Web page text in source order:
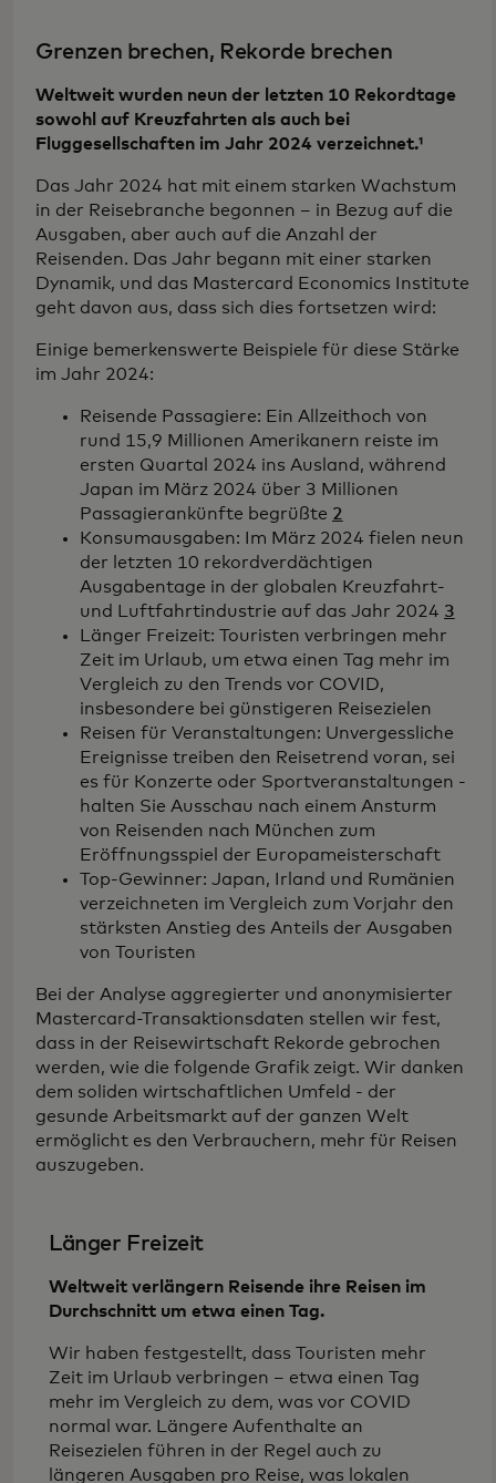
Grenzen brechen, Rekorde brechen
Weltweit wurden neun der letzten 10 Rekordtage
sowohl auf Kreuzfahrten als auch bei
Fluggesellschaften im Jahr 2024 verzeichnet.¹
Das Jahr 2024 hat mit einem starken Wachstum
in der Reisebranche begonnen – in Bezug auf die
Ausgaben, aber auch auf die Anzahl der
Reisenden. Das Jahr begann mit einer starken
Dynamik, und das Mastercard Economics Institute
geht davon aus, dass sich dies fortsetzen wird:
Einige bemerkenswerte Beispiele für diese Stärke
im Jahr 2024:
Reisende Passagiere: Ein Allzeithoch von
rund 15,9 Millionen Amerikanern reiste im
ersten Quartal 2024 ins Ausland, während
Japan im März 2024 über 3 Millionen
Passagierankünfte begrüßte 2
Konsumausgaben: Im März 2024 fielen neun
der letzten 10 rekordverdächtigen
Ausgabentage in der globalen Kreuzfahrt-
und Luftfahrtindustrie auf das Jahr 2024 3
Länger Freizeit: Touristen verbringen mehr
Zeit im Urlaub, um etwa einen Tag mehr im
Vergleich zu den Trends vor COVID,
insbesondere bei günstigeren Reisezielen
Reisen für Veranstaltungen: Unvergessliche
Ereignisse treiben den Reisetrend voran, sei
es für Konzerte oder Sportveranstaltungen -
halten Sie Ausschau nach einem Ansturm
von Reisenden nach München zum
Eröffnungsspiel der Europameisterschaft
Top-Gewinner: Japan, Irland und Rumänien
verzeichneten im Vergleich zum Vorjahr den
stärksten Anstieg des Anteils der Ausgaben
von Touristen
Bei der Analyse aggregierter und anonymisierter
Mastercard-Transaktionsdaten stellen wir fest,
dass in der Reisewirtschaft Rekorde gebrochen
werden, wie die folgende Grafik zeigt. Wir danken
dem soliden wirtschaftlichen Umfeld - der
gesunde Arbeitsmarkt auf der ganzen Welt
ermöglicht es den Verbrauchern, mehr für Reisen
auszugeben.
Länger Freizeit
Weltweit verlängern Reisende ihre Reisen im
Durchschnitt um etwa einen Tag.
Wir haben festgestellt, dass Touristen mehr
Zeit im Urlaub verbringen – etwa einen Tag
mehr im Vergleich zu dem, was vor COVID
normal war. Längere Aufenthalte an
Reisezielen führen in der Regel auch zu
längeren Ausgaben pro Reise, was lokalen